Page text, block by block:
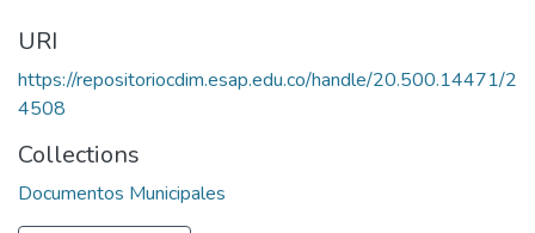
URI
https://repositoriocdim.esap.edu.co/handle/20.500.14471/2
4508
Collections
Documentos Municipales